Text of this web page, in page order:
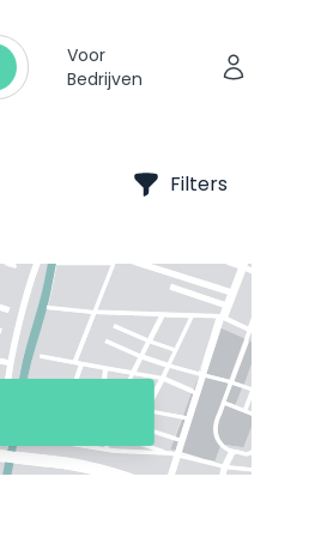
Voor
Bedrijven
Filters